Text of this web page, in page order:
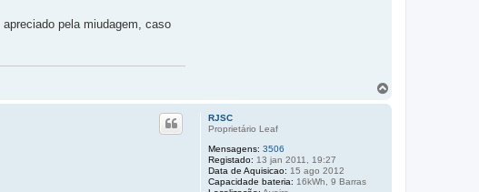
pela miudagem, caso
RJSC
Proprietário Leaf
Mensagens: 3506
Registado: 13 jan 2011, 19:27
Data de Aquisicao: 15 ago 2012
Capacidade bateria: 16kWh, 9 Barras